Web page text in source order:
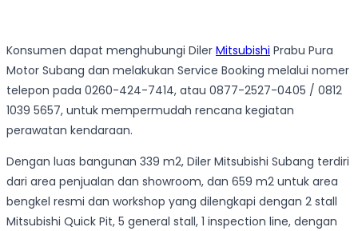
Konsumen dapat menghubungi Diler Mitsubishi Prabu Pura
Motor Subang dan melakukan Service Booking melalui nomer
telepon pada 0260-424-7414, atau 0877-2527-0405 / 0812
1039 5657, untuk mempermudah rencana kegiatan
perawatan kendaraan.
Dengan luas bangunan 339 m2, Diler Mitsubishi Subang terdiri
dari area penjualan dan showroom, dan 659 m2 untuk area
bengkel resmi dan workshop yang dilengkapi dengan 2 stall
Mitsubishi Quick Pit, 5 general stall, 1 inspection line, dengan